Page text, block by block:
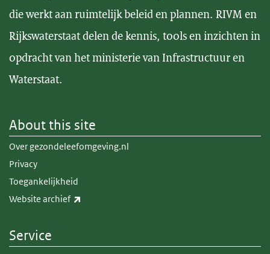
die werkt aan ruimtelijk beleid en plannen. RIVM en
Rijkswaterstaat delen de kennis, tools en inzichten in
opdracht van het ministerie van Infrastructuur en
Waterstaat.
About this site
Over gezondeleefomgeving.nl
Privacy
Toegankelijkheid
Website archief
Service